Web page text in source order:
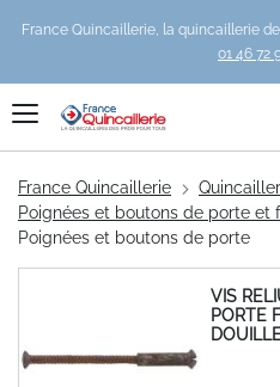
France Quincaillerie, la quincaillerie
01 46 72
France Quincaillerie
Poignées et boutons de porte et
Poignées et boutons de porte
VIS
PORTE